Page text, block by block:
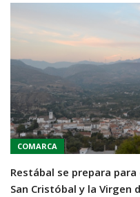
COMARCA
Restábal se prepara
San Cristóbal y la Virgen